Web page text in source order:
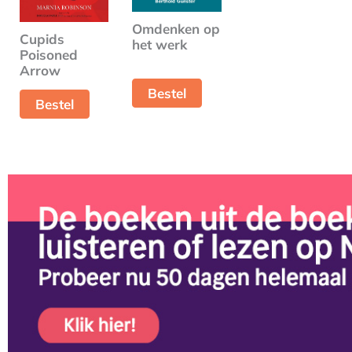
Cupids
Poisoned
Arrow
Bestel
Omdenken op
het werk
Bestel